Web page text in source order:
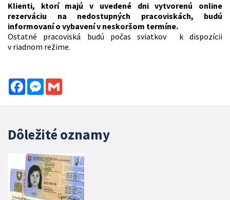
Klienti, ktorí majú v uvedené dni vytvorenú online
rezerváciu na nedostupných pracoviskách, budú
informovaní o vybavení v neskoršom termíne.
Ostatné pracoviská budú počas sviatkov k dispozícii
v riadnom režime.
FacebookMessenger
Dôležité oznamy